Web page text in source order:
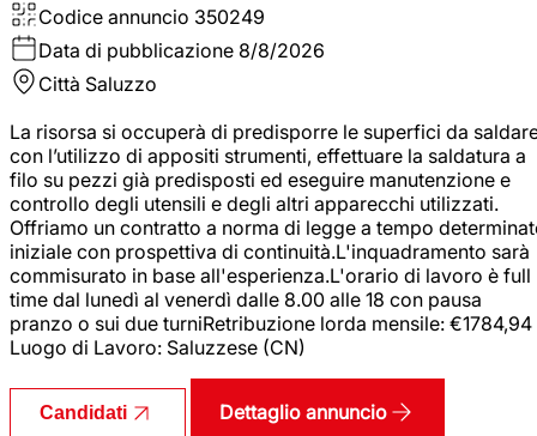
Codice annuncio 350249
Data di pubblicazione 8/8/2026
Città Saluzzo
La risorsa si occuperà di predisporre le superfici da
con l’utilizzo di appositi strumenti, effettuare la saldatura a
filo su pezzi già predisposti ed eseguire manutenzione e
controllo degli utensili e degli altri apparecchi utilizzati.
Offriamo un contratto a norma di legge a tempo
iniziale con prospettiva di continuità.L'inquadramento sarà
commisurato in base all'esperienza.L'orario di lavoro è full
time dal lunedì al venerdì dalle 8.00 alle 18 con pausa
pranzo o sui due turniRetribuzione lorda mensile: €1784,94
Luogo di Lavoro: Saluzzese (CN)
Candidati Dettaglio annuncio